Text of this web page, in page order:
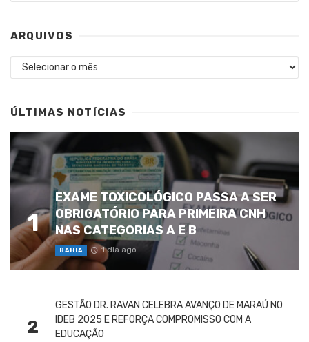
ARQUIVOS
Arquivos
ÚLTIMAS NOTÍCIAS
1
EXAME TOXICOLÓGICO PASSA A SER
OBRIGATÓRIO PARA PRIMEIRA CNH
NAS CATEGORIAS A E B
BAHIA 1 dia ago
2
GESTÃO DR. RAVAN CELEBRA AVANÇO DE MARAÚ NO
IDEB 2025 E REFORÇA COMPROMISSO COM A
EDUCAÇÃO